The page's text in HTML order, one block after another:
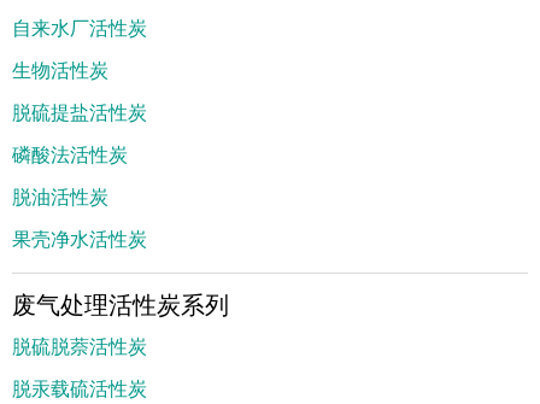
自来水厂活性炭
生物活性炭
脱硫提盐活性炭
磷酸法活性炭
脱油活性炭
果壳净水活性炭
废气处理活性炭系列
脱硫脱萘活性炭
脱汞载硫活性炭